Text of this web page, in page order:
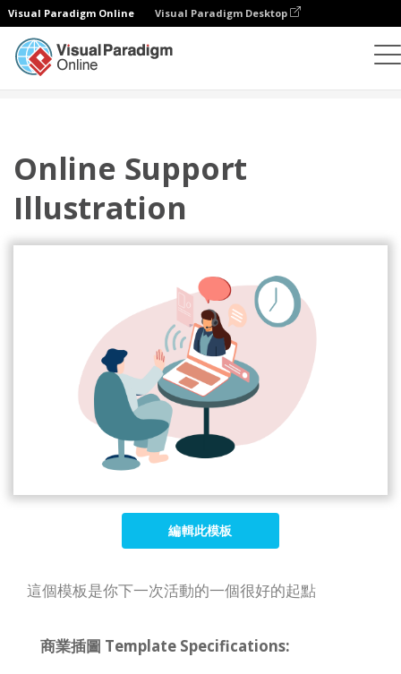
Visual Paradigm Online Visual Paradigm Desktop
Online Support
Illustration
編輯此模板
這個模板是你下一次活動的一個很好的起點
商業插圖 Template Specifications: